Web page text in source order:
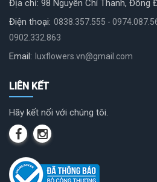
Địa chỉ: 98 Nguyễn Chí Thanh, Đống
Điện thoại: 0838.357.555 -
0902.332.863
Email: luxflowers.vn@gmail.com
LIÊN KẾT
Hãy kết nối với chúng tôi.